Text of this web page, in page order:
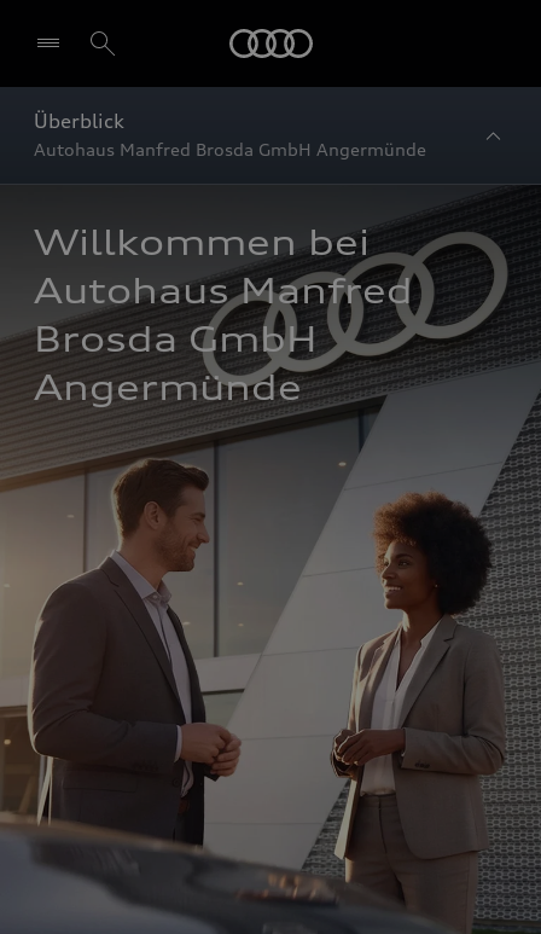
Überblick
Autohaus Manfred Brosda GmbH Angermünde
Willkommen bei
Autohaus Manfred
Brosda GmbH
Angermünde